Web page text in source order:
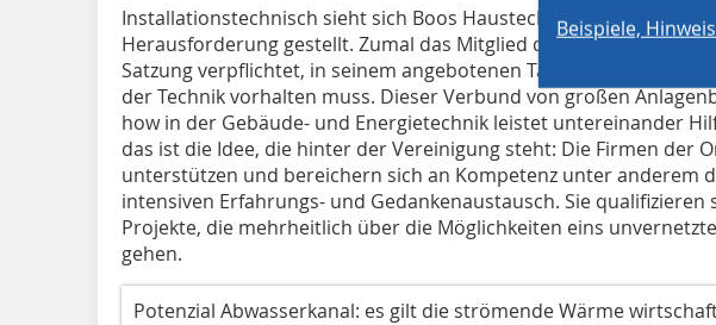
Installationstechnisch sieht sich Boos Haustechnik vor keiner
Herausforderung gestellt. Zumal das Mitglied der Omnium
Satzung verpflichtet, in seinem angebotenen Tätigkeitsbereich den
der Technik vorhalten muss. Dieser Verbund von großen
how in der Gebäude- und Energietechnik leistet untereinander
das ist die Idee, die hinter der Vereinigung steht: Die Firmen der
unterstützen und bereichern sich an Kompetenz unter anderem
intensiven Erfahrungs- und Gedankenaustausch. Sie qualifizieren
Projekte, die mehrheitlich über die Möglichkeiten eins
gehen.
Potenzial Abwasserkanal: es gilt die strömende Wärme
Beispiele,